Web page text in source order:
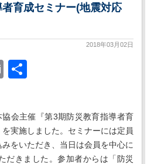
育成セミナー(地震対応
2018年03月02日
Email
会主催『第3期防災教育指導者育
実施しました。セミナーには定員
をいただき、当日は会員を中心に
だきました。参加者からは「防災